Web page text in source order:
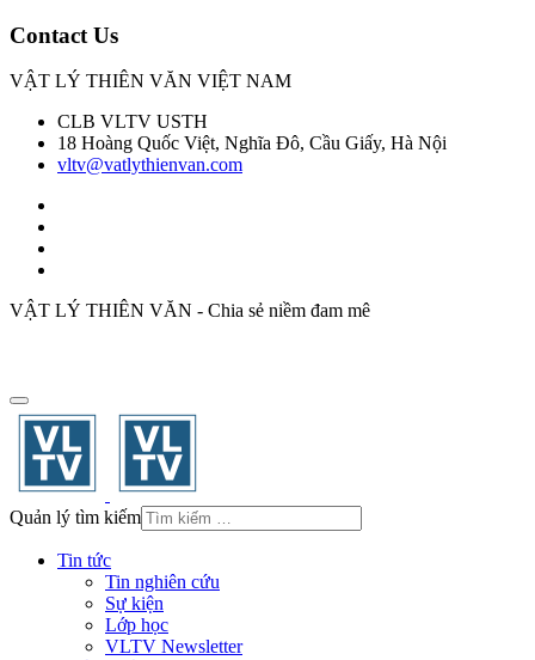
Contact Us
VẬT LÝ THIÊN VĂN VIỆT NAM
CLB VLTV USTH
18 Hoàng Quốc Việt, Nghĩa Đô, Cầu Giấy, Hà Nội
vltv@vatlythienvan.com
VẬT LÝ THIÊN VĂN - Chia sẻ niềm đam mê
Quản lý tìm kiếm
Tin tức
Tin nghiên cứu
Sự kiện
Lớp học
VLTV Newsletter